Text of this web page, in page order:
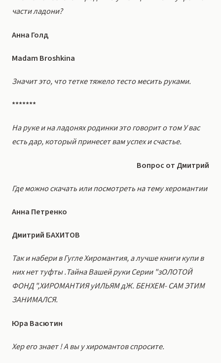
части ладони?
Анна Голд
Madam Broshkina
Значит это, что тетке тяжело тесто месить руками.
*******
На руке и на ладонях родинки это говорит о том У вас
есть дар, который принесет вам успех и счастье.
Вопрос от Дмитрий
Где можно скачать или посмотреть на тему херомантии
Анна Петренко
Дмитрий БАХИТОВ
Так и набери в Гугле Хиромантия, а лучше книги купи в
них нет туфты .Тайна Вашей руки Серии "зОЛОТОЙ
ФОНД ",ХИРОМАНТИЯ уИЛЬЯМ дЖ. БЕНХЕМ- САМ ЭТИМ
ЗАНИМАЛСЯ.
Юра Васютин
Хер его знает ! А вы у хиромантов спросите.